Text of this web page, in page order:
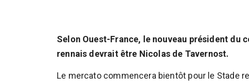
Selon Ouest-France, le nouveau président du
rennais devrait être Nicolas de Tavernost.
Le mercato commencera bientôt pour le Stade